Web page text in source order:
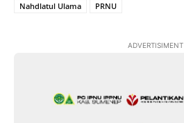
Nahdlatul Ulama
PRNU
ADVERTISIMENT